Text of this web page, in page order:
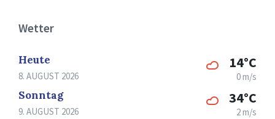
Wetter
Heute
8. AUGUST 2026
14°C
0 m/s
Sonntag
9. AUGUST 2026
34°C
2 m/s